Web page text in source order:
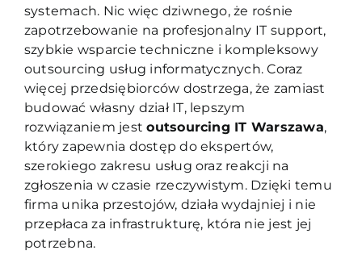
systemach. Nic więc dziwnego, że rośnie
zapotrzebowanie na profesjonalny IT support,
szybkie wsparcie techniczne i kompleksowy
outsourcing usług informatycznych. Coraz
więcej przedsiębiorców dostrzega, że zamiast
budować własny dział IT, lepszym
rozwiązaniem jestoutsourcing IT Warszawa,
który zapewnia dostęp do ekspertów,
szerokiego zakresu usług oraz reakcji na
zgłoszenia w czasie rzeczywistym. Dzięki temu
firma unika przestojów, działa wydajniej i nie
przepłaca za infrastrukturę, która nie jest jej
potrzebna.